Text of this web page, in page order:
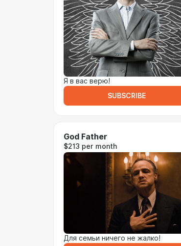
Я в вас верю!
SUBSCRIBE
God Father
$213 per month
Для семьи ничего не жалко!